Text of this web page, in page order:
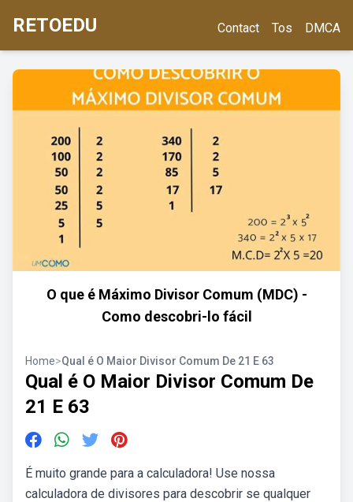
RETOEDU Contact Tos DMCA
O que é Máximo Divisor Comum (MDC) -
Como descobri-lo fácil
Home>Qual é O Maior Divisor Comum De 21 E 63
Qual é O Maior Divisor Comum De
21 E 63
É muito grande para a calculadora! Use nossa
calculadora de divisores para descobrir se qualquer